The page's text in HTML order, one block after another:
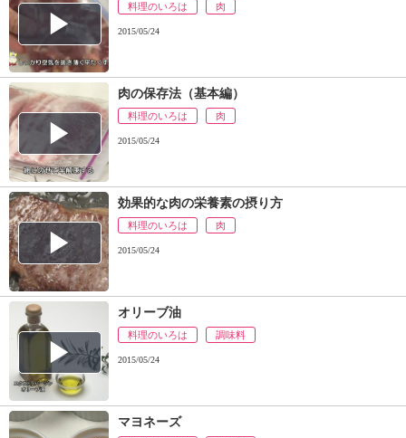
料理のいろは 肉
2015/05/24
肉の保存法（基本編）
料理のいろは 肉
2015/05/24
効果的な肉の栄養素の摂り方
料理のいろは 肉
2015/05/24
オリーブ油
料理のいろは 調味料
2015/05/24
マヨネーズ